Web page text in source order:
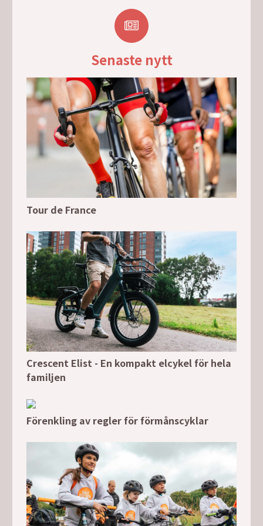
Senaste nytt
Tour de France
Crescent Elist - En kompakt elcykel för hela
familjen
Förenkling av regler för förmånscyklar